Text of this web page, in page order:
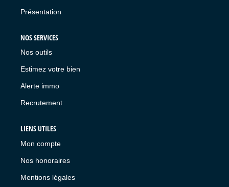
Présentation
NOS SERVICES
Nos outils
Estimez votre bien
Alerte immo
Recrutement
LIENS UTILES
Mon compte
Nos honoraires
Mentions légales